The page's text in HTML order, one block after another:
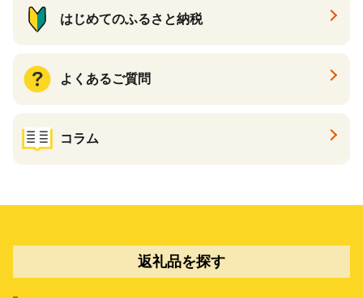
はじめてのふるさと納税
よくあるご質問
コラム
返礼品を探す